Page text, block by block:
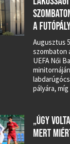
A
Augusztus
szombaton
UEFA Női
pályára, míg
„ÚGY
MERT